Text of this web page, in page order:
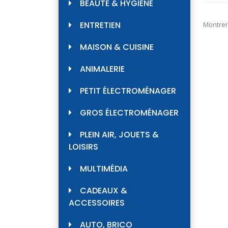
BEAUTÉ & HYGIÈNE
ENTRETIEN
MAISON & CUISINE
ANIMALERIE
PETIT ÉLECTROMÉNAGER
GROS ÉLECTROMÉNAGER
PLEIN AIR, JOUETS &
LOISIRS
MULTIMÉDIA
CADEAUX &
ACCESSOIRES
AUTO, BRICO